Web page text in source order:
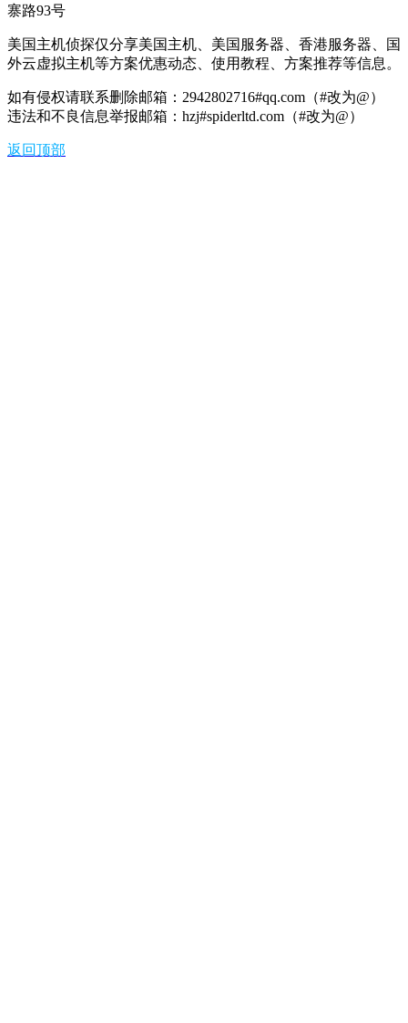
寨路93号
美国主机侦探仅分享美国主机、美国服务器、香港服务器、国
外云虚拟主机等方案优惠动态、使用教程、方案推荐等信息。
如有侵权请联系删除邮箱：2942802716#qq.com（#改为@）
违法和不良信息举报邮箱：hzj#spiderltd.com（#改为@）
返回顶部